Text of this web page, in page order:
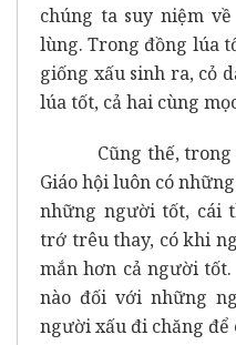
chúng ta suy niệm
lùng. Trong đồng lúa
giống xấu sinh ra, cỏ
lúa tốt, cả hai cùng
Cũng thế, trong
Giáo hội luôn có
những người tốt, cái
trớ trêu thay, có khi
mắn hơn cả người
nào đối với những
người xấu đi chăng